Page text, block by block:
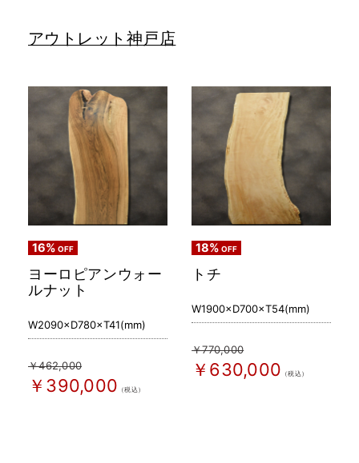
アウトレット神戸店
16% OFF
ヨーロピアンウォー
ルナット
W2090×D780×T41(mm)
￥462,000
￥390,000 （税込）
18% OFF
トチ
W1900×D700×T54(mm)
￥770,000
￥630,000 （税込）